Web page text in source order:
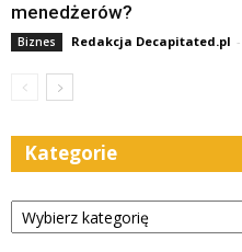
menedżerów?
Biznes Redakcja Decapitated.pl -
Kategorie
Kategorie